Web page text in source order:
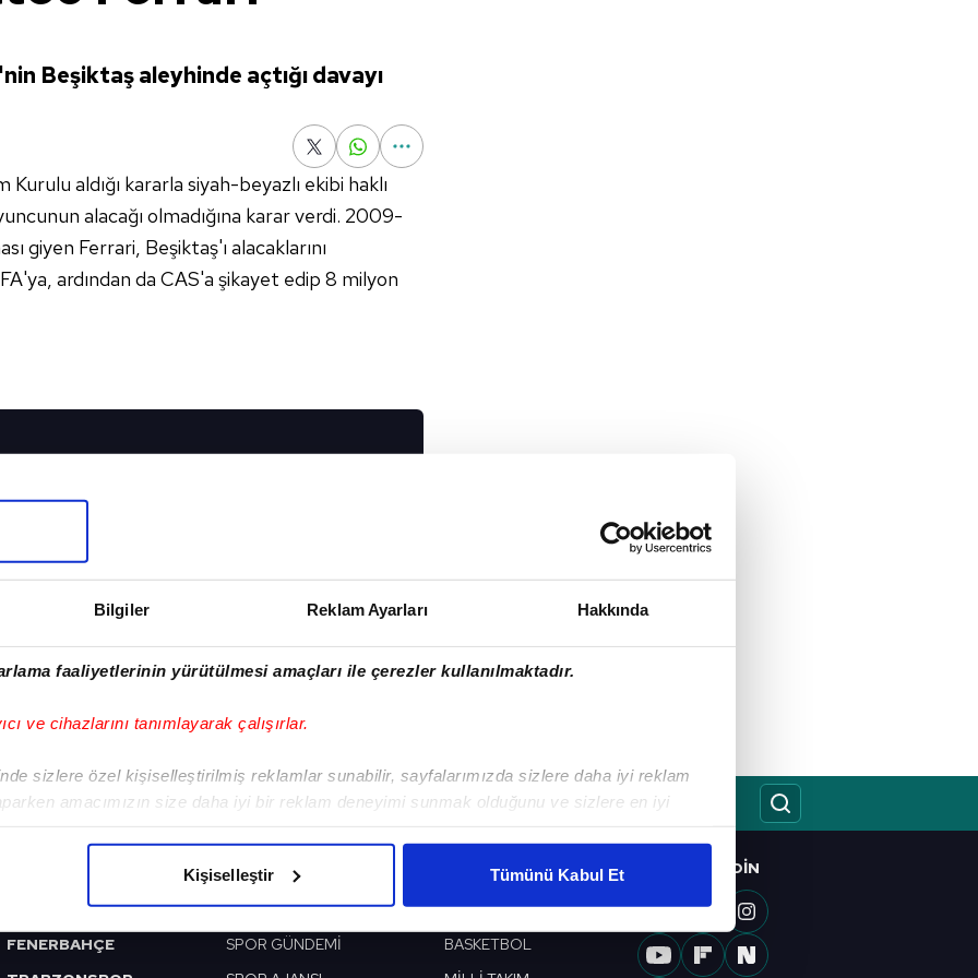
Bilgiler Reklam Ayarları Hakkında
faaliyetlerinin yürütülmesi amaçları ile çerezler kullanılmaktadır.
ve cihazlarını tanımlayarak çalışırlar.
sizlere özel kişiselleştirilmiş reklamlar sunabilir, sayfalarımızda sizlere daha iyi reklam
amacımızın size daha iyi bir reklam deneyimi sunmak olduğunu ve sizlere en iyi
çerezlere izin vermedikleri takdirde, kullanıcılara hedefli reklamlar gösterilmeyecektir."
için İnternet Sitemizde kendimize ve üçüncü kişilere ait çerezler kullanılmaktadır. Bu
Kişiselleştir Tümünü Kabul Et
Beşiktaş aleyhinde açtığı davayı
aldığı kararla siyah-beyazlı ekibi haklı
alacağı olmadığına karar verdi. 2009-
giyen Ferrari, Beşiktaş'ı alacaklarını
ardından da CAS'a şikayet edip 8 milyon
Karius & Vida indirim
yapmalı
POLITIKASIGIZLILIK BILDIRIMI KÜNYE / İLETIŞIM
GALATASARAY
FENERBAHÇE
PROGRAMLAR
SABAH SPORU
SPOR GÜNDEMİ
VIDEO
FUTBOL
BASKETBOL
BIZI TAKIP EDIN